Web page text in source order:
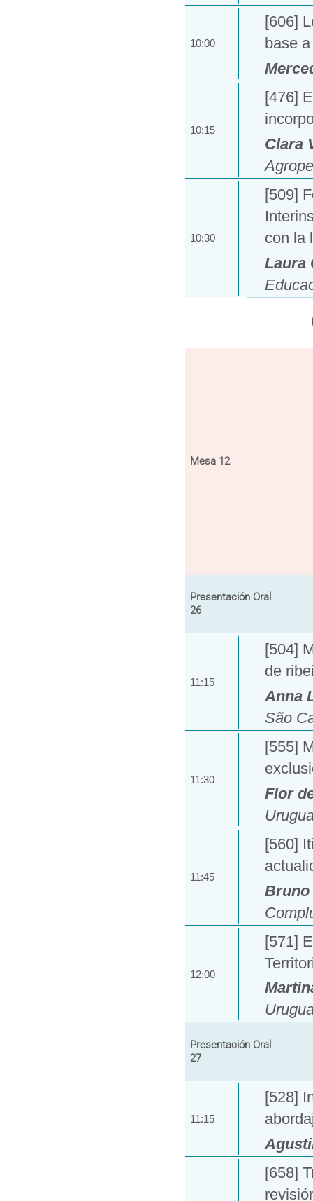
10:00
[606]
base
10:15
[476]
Clara
10:30
[509]
con la
Laura
Mesa 12
Presentación Oral
26
11:15
[504]
de
Anna
São
11:30
[555]
Flor
11:45
[560]
Bruno
12:00
[571]
Presentación Oral
27
11:15
[528]
[658]